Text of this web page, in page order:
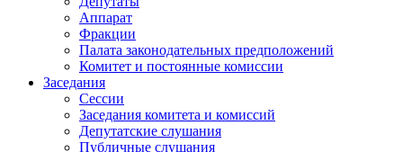
Аппарат
Фракции
Палата законодательных предположений
Комитет и постоянные комиссии
Заседания
Сессии
Заседания комитета и комиссий
Депутатские слушания
Публичные слушания